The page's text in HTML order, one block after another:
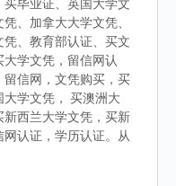
毕业证、英国大学文
、加拿大大学文凭、
、教育部认证、买文
学文凭，留信网认
信网，文凭购买，买
学文凭， 买澳洲大
西兰大学文凭，买新
认证，学历认证。从